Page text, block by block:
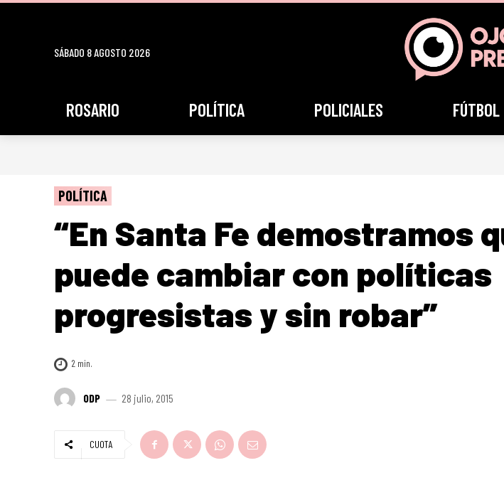
SÁBADO 8 AGOSTO 2026
ROSARIO POLÍTICA POLICIALES FÚTBOL
POLÍTICA
“En Santa Fe demostramos
puede cambiar con políticas
progresistas y sin robar”
2 min.
ODP 28 julio, 2015
CUOTA